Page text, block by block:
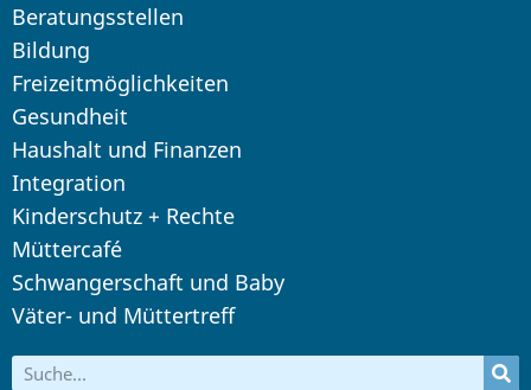
Beratungsstellen
Bildung
Freizeitmöglichkeiten
Gesundheit
Haushalt und Finanzen
Integration
Kinderschutz + Rechte
Müttercafé
Schwangerschaft und Baby
Väter- und Müttertreff